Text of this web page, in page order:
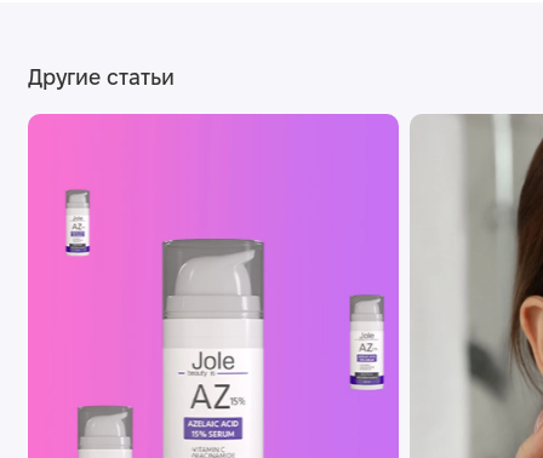
Другие статьи